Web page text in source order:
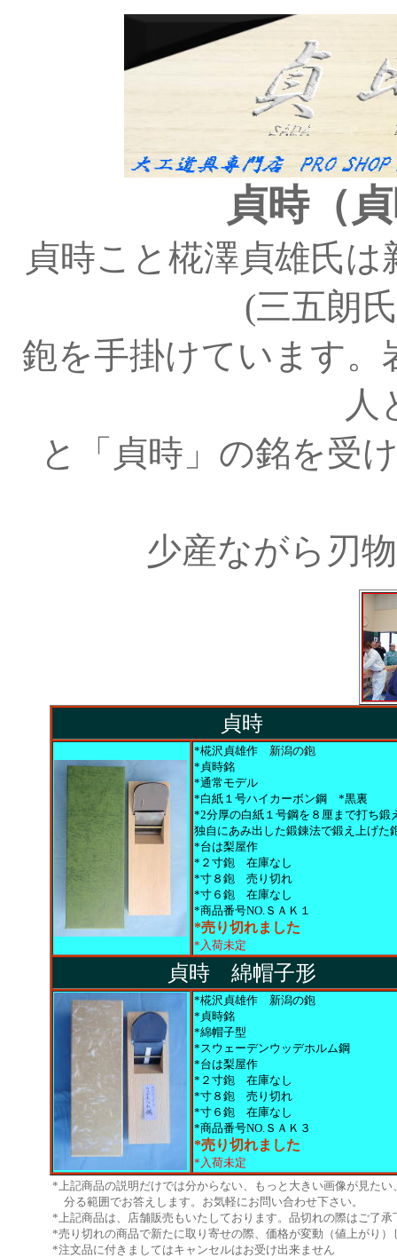
貞時（
貞時こと椛澤貞雄氏
(三五朗
鉋を手掛けています。
人
と「貞時」の銘を受
少産ながら刃
貞時
*椛沢貞雄作 新潟の鉋
*貞時銘
*通常モデル
*白紙１号ハイカーボン鋼 *黒裏
*2分厚の白紙１号鋼を８厘まで打ち鍛
独自にあみ出した鍛錬法で鍛え上げた
*台は梨屋作
*２寸鉋 在庫なし
*寸８鉋 売り切れ
*寸６鉋 在庫なし
*商品番号NO.ＳＡＫ１
*売り切れました
*入荷未定
貞時 綿帽子形
*椛沢貞雄作 新潟の鉋
*貞時銘
*綿帽子型
*スウェーデンウッデホルム鋼
*台は梨屋作
*２寸鉋 在庫なし
*寸８鉋 売り切れ
*寸６鉋 在庫なし
*商品番号NO.ＳＡＫ３
*売り切れました
*入荷未定
*上記商品の説明だけでは分からない、もっと大きい画像が見た
分る範囲でお答えします。お気軽にお問い合わせ下さい。
*上記商品は、店舗販売もいたしております。品切れの際はご了承
*売り切れの商品で新たに取り寄せの際、価格が変動（値上がり
*注文品に付きましてはキャンセルはお受け出来ません